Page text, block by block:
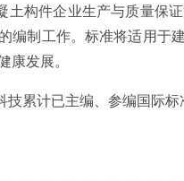
土构件企业生产与质量保
编制工作。标准将适用于
康发展。
技累计已主编、参编国际